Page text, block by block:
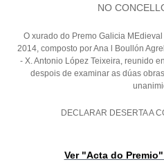
NO
O xurado do Premo Galicia
2014, composto por Ana l Boullón
- X. Antonio López Teixeira, reunido
despois de examinar as dúas
DECLARAR DESERTA A
Ver "Acta do